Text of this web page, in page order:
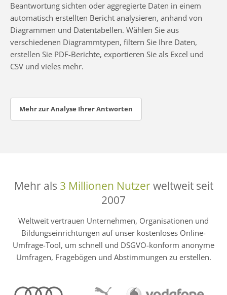
Beantwortung sichten oder aggregierte Daten in einem
automatisch erstellten Bericht analysieren, anhand von
Diagrammen und Datentabellen. Wählen Sie aus
verschiedenen Diagrammtypen, filtern Sie Ihre Daten,
erstellen Sie PDF-Berichte, exportieren Sie als Excel und
CSV und vieles mehr.
Mehr zur Analyse Ihrer Antworten
Mehr als 3 Millionen Nutzerweltweit seit
2007
Weltweit vertrauen Unternehmen, Organisationen und
Bildungseinrichtungen auf unser kostenloses Online-
Umfrage-Tool, um schnell und DSGVO-konform anonyme
Umfragen, Fragebögen und Abstimmungen zu erstellen.